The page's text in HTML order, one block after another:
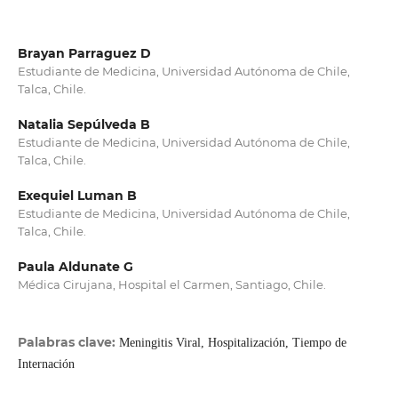
Brayan Parraguez D
Estudiante de Medicina, Universidad Autónoma de Chile,
Talca, Chile.
Natalia Sepúlveda B
Estudiante de Medicina, Universidad Autónoma de Chile,
Talca, Chile.
Exequiel Luman B
Estudiante de Medicina, Universidad Autónoma de Chile,
Talca, Chile.
Paula Aldunate G
Médica Cirujana, Hospital el Carmen, Santiago, Chile.
Palabras clave: Meningitis Viral, Hospitalización, Tiempo de
Internación